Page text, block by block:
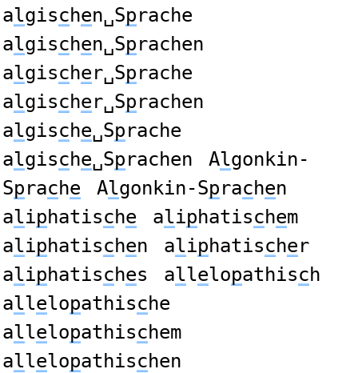
algischen␣Sprache
algischen␣Sprachen
algischer␣Sprache
algischer␣Sprachen
algische␣Sprache
algische␣Sprachen Algonkin-
Sprache Algonkin-Sprachen
aliphatische aliphatischem
aliphatischen aliphatischer
aliphatisches allelopathisch
allelopathische
allelopathischem
allelopathischen